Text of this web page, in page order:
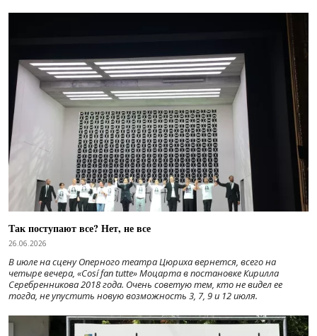
Так поступают все? Нет, не все
26.06.2026
В июле на сцену Оперного театра Цюриха вернется, всего на
четыре вечера, «Cosí fan tutte» Моцарта в постановке Кирилла
Серебренникова 2018 года. Очень советую тем, кто не видел ее
тогда, не упустить новую возможность 3, 7, 9 и 12 июля.